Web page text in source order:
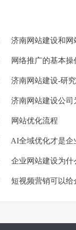
济南网站建设和
网络推广的基本操
济南网站建设-研
济南网站建设公司为
网站优化流程
AI全域优化才是企
企业网站建设为什
短视频营销可以给